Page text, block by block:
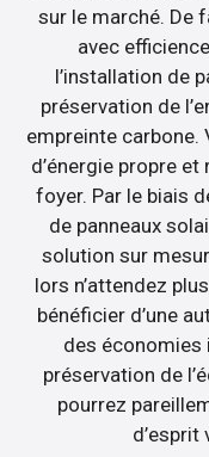
sur le marché. De
avec
l’installation de
préservation de
empreinte carbone.
d’énergie propre
foyer. Par le biais
de panneaux
solution sur
lors n’attendez
bénéficier d’une
des économies
préservation de
pourrez
d’esprit